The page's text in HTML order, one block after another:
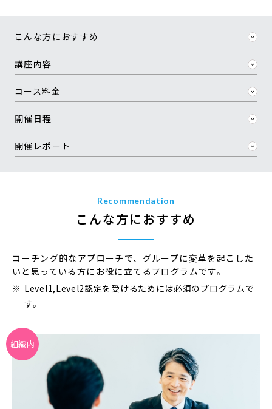
こんな方におすすめ
講座内容
コース料金
開催日程
開催レポート
Recommendation
こんな方におすすめ
コーチング的なアプローチで、グループに変革を起こした
いと思っている方にお役に立てるプログラムです。
Level1,Level2認定を受けるためには必須のプログラムで
す。
組織内